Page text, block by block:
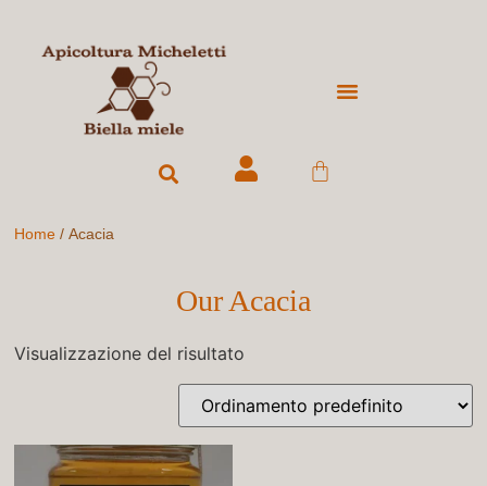
Home / Acacia
Our Acacia
Visualizzazione del risultato